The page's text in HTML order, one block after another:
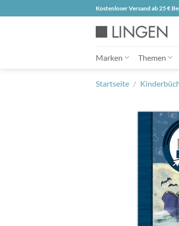
Inhalt
Kostenloser Versand ab 25 €
Marken Themen
Startseite /